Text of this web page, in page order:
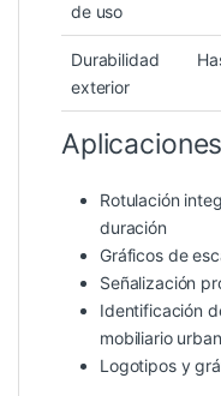
de uso
Durabilidad
exterior
Rotulación
duración
Gráficos de
Señalización
Identificación
mobiliario
Logotipos y